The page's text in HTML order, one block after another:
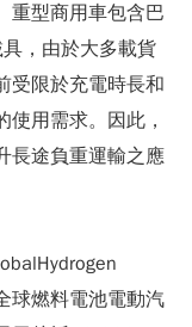
重型商用車包含巴
，由於大多載貨
受限於充電時長和
用需求。因此，
長途負重運輸之應
球燃料電池電動汽